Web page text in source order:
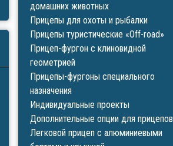
домашних животных
Прицепы для охоты и рыбалки
Прицепы туристические «Off-road»
Прицеп-фургон с клиновидной
геометрией
Прицепы-фургоны специального
назначения
Индивидуальные проекты
Дополнительные опции для прицепов
Легковой прицеп с алюминиевыми